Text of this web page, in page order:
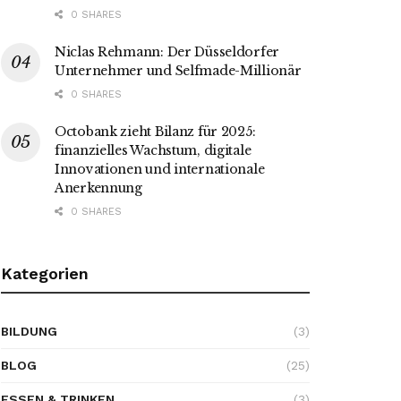
0 SHARES
Niclas Rehmann: Der Düsseldorfer
Unternehmer und Selfmade-Millionär
0 SHARES
Octobank zieht Bilanz für 2025:
finanzielles Wachstum, digitale
Innovationen und internationale
Anerkennung
0 SHARES
Kategorien
BILDUNG (3)
BLOG (25)